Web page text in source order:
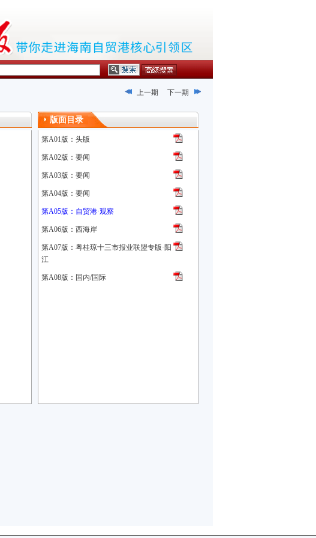
上一期 下一期
版面目录
第A01版：头版
第A02版：要闻
第A03版：要闻
第A04版：要闻
第A05版：自贸港·观察
第A06版：西海岸
第A07版：粤桂琼十三市报业联盟专版·阳
江
第A08版：国内/国际